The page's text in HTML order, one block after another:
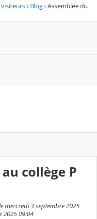
visiteurs› Blog›Assemblée du
collège P
mercredi 3 septembre 2025
2025 09:04